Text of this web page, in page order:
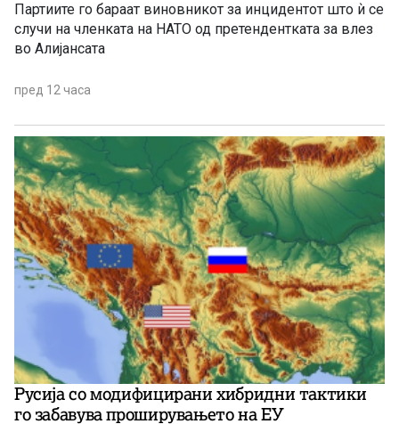
Партиите го бараат виновникот за инцидентот што ѝ се
случи на членката на НАТО од претендентката за влез
во Алијансата
пред 12 часа
Русија со модифицирани хибридни тактики
го забавува проширувањето на ЕУ